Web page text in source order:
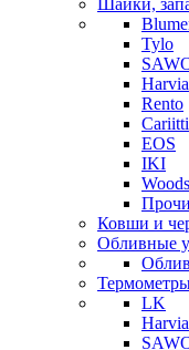
Шайки,
Tylo
Harvia
Rento
Cariitti
EOS
IKI
Ковши и
Обливные
LK
Harvia